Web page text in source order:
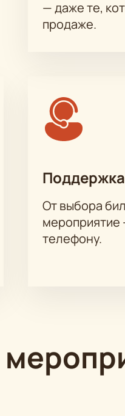
— даже те,
продаже.
От выбора
мероприятие
телефону.